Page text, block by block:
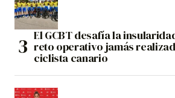
El GCBT desafía la
reto operativo jamás
ciclista canario